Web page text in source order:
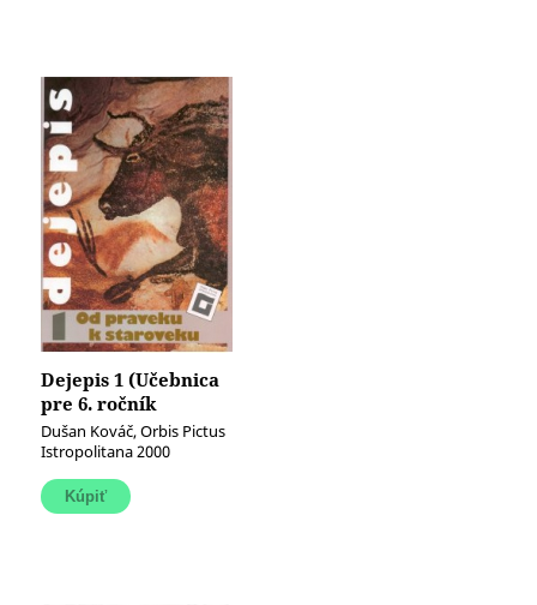
Dejepis 1 (Učebnica
pre 6. ročník
základných škôl)
(Od praveku k
staroveku)
Dušan Kováč, Orbis Pictus
Istropolitana 2000